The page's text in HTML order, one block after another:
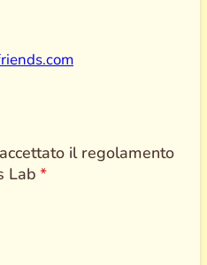
il regolamento
Lab *